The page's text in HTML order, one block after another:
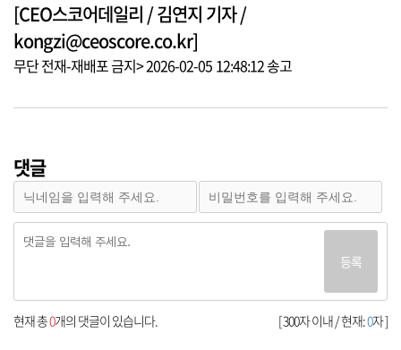
[CEO스코어데일리 / 김연지 기자 /
kongzi@ceoscore.co.kr]
무단 전재-재배포 금지> 2026-02-05 12:48:12 송고
댓글
등록
[ 300자 이내 / 현재:0자 ]
현재 총0개의 댓글이 있습니다.